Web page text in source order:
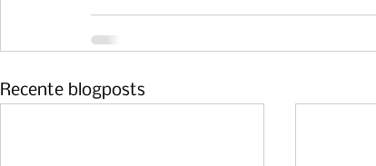
Recente blogposts